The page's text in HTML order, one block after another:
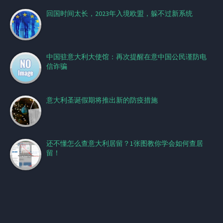
回国时间太长，2023年入境欧盟，躲不过新系统
中国驻意大利大使馆：再次提醒在意中国公民谨防电
信诈骗
意大利圣诞假期将推出新的防疫措施
还不懂怎么查意大利居留？1张图教你学会如何查居
留！